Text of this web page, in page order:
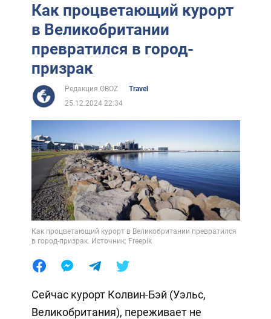
Как процветающий курорт
в Великобритании
превратился в город-
призрак
Редакция OBOZ
Travel
25.12.2024 22:34
Как процветающий курорт в Великобритании превратился
в город-призрак. Источник: Freepik
Сейчас курорт Колвин-Бэй (Уэльс,
Великобритания), переживает не